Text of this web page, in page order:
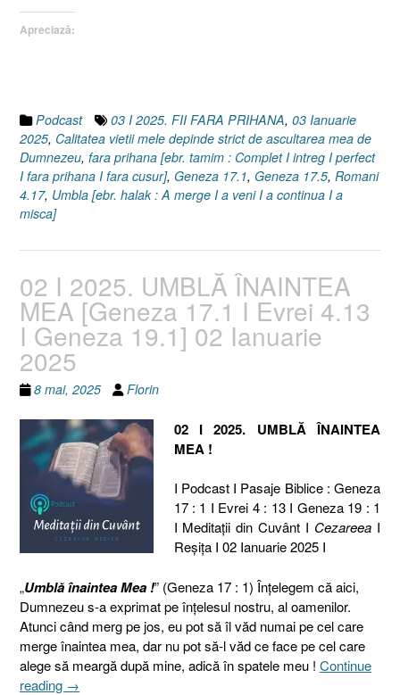
Apreciază:
Podcast 03 I 2025. FII FARA PRIHANA, 03 Ianuarie
2025, Calitatea vietii mele depinde strict de ascultarea mea de
Dumnezeu, fara prihana [ebr. tamim : Complet I intreg I perfect
I fara prihana I fara cusur], Geneza 17.1, Geneza 17.5, Romani
4.17, Umbla [ebr. halak : A merge I a veni I a continua I a
misca]
02 I 2025. UMBLĂ ÎNAINTEA
MEA [Geneza 17.1 I Evrei 4.13
I Geneza 19.1] 02 Ianuarie
2025
8 mai, 2025 Florin
02 I 2025. UMBLĂ ÎNAINTEA
MEA !
I Podcast I Pasaje Biblice : Geneza
17 : 1 I Evrei 4 : 13 I Geneza 19 : 1
I Meditaţii din Cuvânt I Cezareea I
Reşiţa I 02 Ianuarie 2025 I
„Umblă înaintea Mea !” (Geneza 17 : 1) Înțelegem că aici,
Dumnezeu s-a exprimat pe înțelesul nostru, al oamenilor.
Atunci când merg pe jos, eu pot să îl văd numai pe cel care
merge înaintea mea, dar nu pot să-l văd ce face pe cel care
alege să meargă după mine, adică în spatele meu ! Continue
reading „02
→